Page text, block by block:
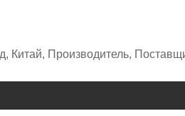
Китай, Производитель,